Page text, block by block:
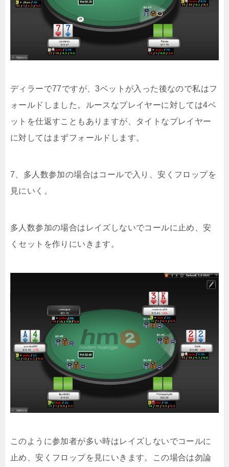
ディラーで77ですが、3ベットが入った後なので私はフ
ォールドしました。ルースなプレイヤーに対しては4ベ
ットを仕返すこともありますが、タイトなプレイヤー
に対してはまずフォールドします。
7、多人数参加の場合はコールで入り、安くフロップを
見にいく。
多人数参加の場合はレイズしないでコールに止め、安
くセットを作りにいきます。
このように参加者が多い時はレイズしないでコールに
止め、安くフロップを見にいきます。この場合は勿論